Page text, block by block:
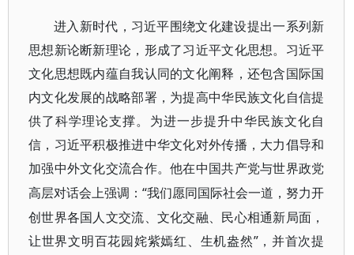
进入新时代，习近平围绕文化建设提出一系列新
思想新论断新理论，形成了习近平文化思想。习近平
文化思想既内蕴自我认同的文化阐释，还包含国际国
内文化发展的战略部署，为提高中华民族文化自信提
供了科学理论支撑。为进一步提升中华民族文化自
信，习近平积极推进中华文化对外传播，大力倡导和
加强中外文化交流合作。他在中国共产党与世界政党
高层对话会上强调：“我们愿同国际社会一道，努力开
创世界各国人文交流、文化交融、民心相通新局面，
让世界文明百花园姹紫嫣红、生机盎然”，并首次提